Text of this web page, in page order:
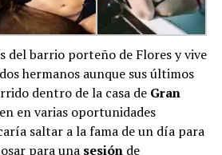
del barrio porteño de Flores y vive
hermanos aunque sus últimos
dentro de la casa de Gran
en varias oportunidades
saltar a la fama de un día para
para una sesión de